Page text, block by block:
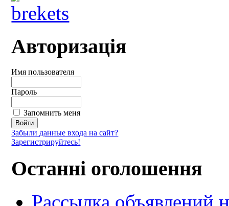
Авторизація
Имя пользователя
Пароль
Запомнить меня
Забыли данные входа на сайт?
Зарегистрируйтесь!
Останні оголошення
Рассылка объявлений